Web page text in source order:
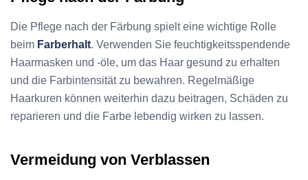
Die Pflege nach der Färbung spielt eine wichtige Rolle
beim Farberhalt. Verwenden Sie feuchtigkeitsspendende
Haarmasken und -öle, um das Haar gesund zu erhalten
und die Farbintensität zu bewahren. Regelmäßige
Haarkuren können weiterhin dazu beitragen, Schäden zu
reparieren und die Farbe lebendig wirken zu lassen.
Vermeidung von Verblassen